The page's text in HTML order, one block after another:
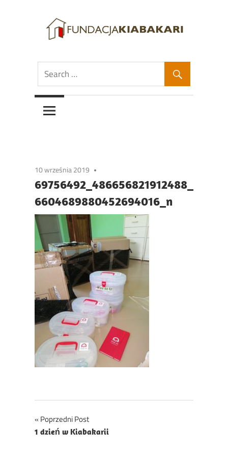
content
Fundacja
Kiabakari
Kiabakari
10 września 2019
69756492_486656821912488_
6604689880452694016_n
Nawigacja
wpisu
Poprzedni Post
1 dzień w Kiabakarii